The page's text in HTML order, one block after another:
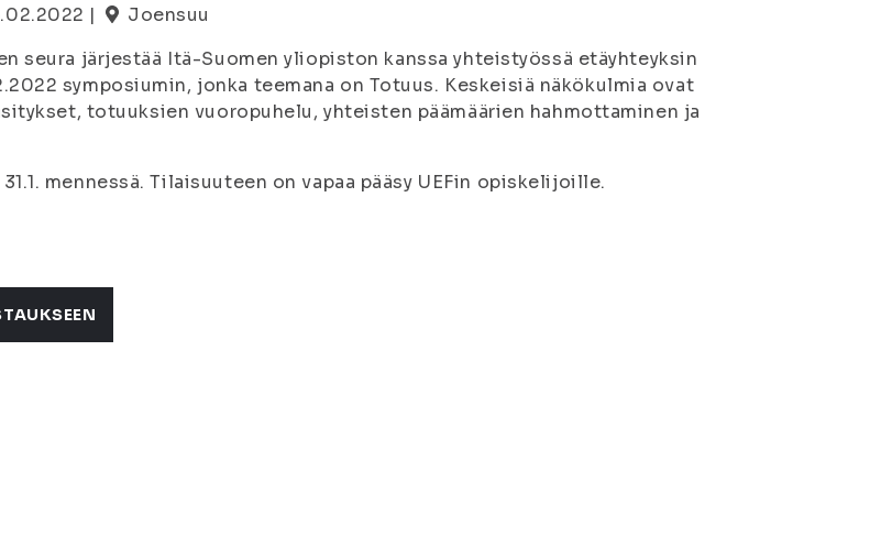
|
Joensuu
seura järjestää Itä-Suomen yliopiston kanssa yhteistyössä etäyhteyksin
symposiumin, jonka teemana on Totuus. Keskeisiä näkökulmia ovat
totuuksien vuoropuhelu, yhteisten päämäärien hahmottaminen ja
mennessä. Tilaisuuteen on vapaa pääsy UEFin opiskelijoille.